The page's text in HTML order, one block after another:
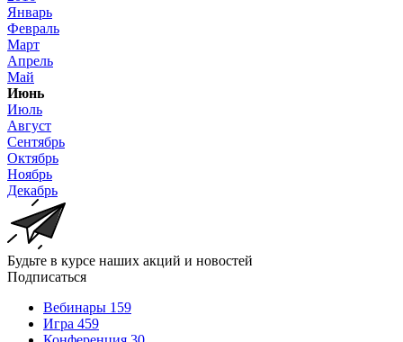
Январь
Февраль
Март
Апрель
Май
Июнь
Июль
Август
Сентябрь
Октябрь
Ноябрь
Декабрь
Будьте в курсе наших акций и новостей
Подписаться
Вебинары 159
Игра 459